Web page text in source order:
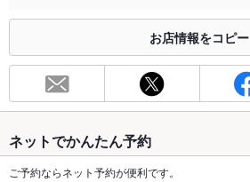
合わせください。
お席
容人数
個室 なし
お店情報をコピー
ネットでかんたん予約
ご予約ならネット予約が便利です。